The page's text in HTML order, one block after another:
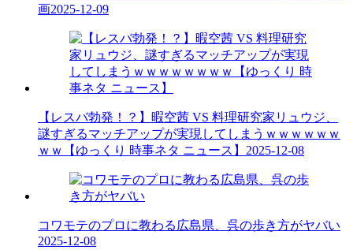
画2025-12-09
【レスバ勃発！？】暇空茜 VS 料理研究家リュウジ、
謎すぎるマッチアップが実現してしまうｗｗｗｗｗｗ
ｗｗ【ゆっくり 時事ネタ ニュース】 2025-12-08
コワモテのプロに教わる広島県、呉の歩き方がヤバい
2025-12-08